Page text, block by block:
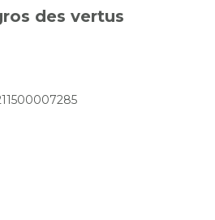
Nous joindredes vertus